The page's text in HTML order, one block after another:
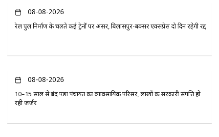
08-08-2026
रेल पुल निर्माण के चलते कई ट्रेनों पर असर, बिलासपुर-बक्सर एक्सप्रेस दो दिन रहेगी रद्द
08-08-2026
10–15 साल से बंद पड़ा पंचायत का व्यावसायिक परिसर, लाखों की सरकारी संपत्ति हो
रही जर्जर